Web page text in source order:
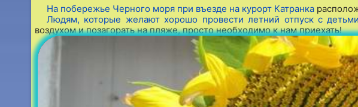
На побережье Черного моря при въезде на курорт Катранка
Людям, которые желают хорошо провести летний отпуск с
воздухом и позагорать на пляже, просто необходимо к нам приехать!